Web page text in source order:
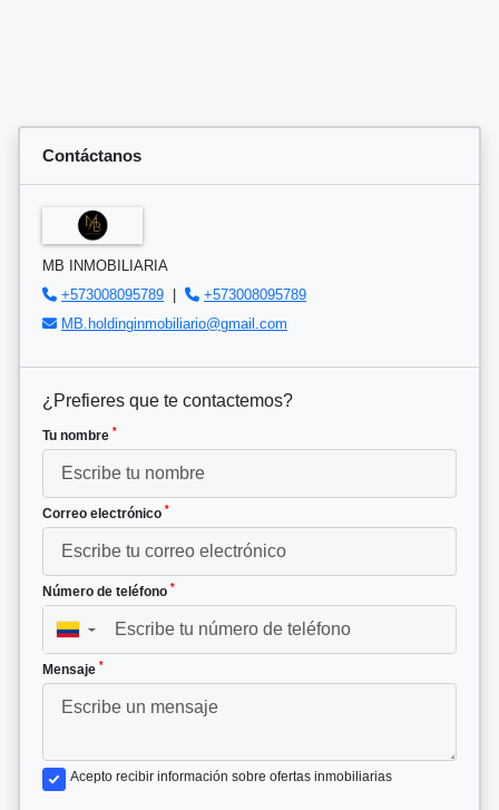
Contáctanos
MB INMOBILIARIA
+573008095789 |
+573008095789
MB.holdinginmobiliario@gmail.com
¿Prefieres que te contactemos?
Tu nombre *
Correo electrónico *
Número de teléfono *
▼
Mensaje *
Acepto recibir información sobre ofertas inmobiliarias